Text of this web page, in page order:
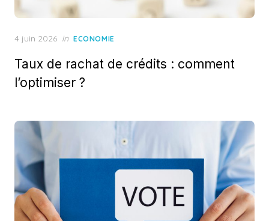
Posted
4 juin 2026 in ECONOMIE
Taux de rachat de crédits : comment
l’optimiser ?